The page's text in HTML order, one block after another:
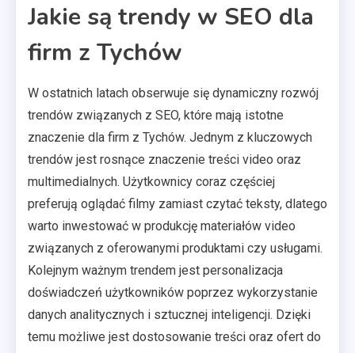
Jakie są trendy w SEO dla
firm z Tychów
W ostatnich latach obserwuje się dynamiczny rozwój
trendów związanych z SEO, które mają istotne
znaczenie dla firm z Tychów. Jednym z kluczowych
trendów jest rosnące znaczenie treści video oraz
multimedialnych. Użytkownicy coraz częściej
preferują oglądać filmy zamiast czytać teksty, dlatego
warto inwestować w produkcję materiałów video
związanych z oferowanymi produktami czy usługami.
Kolejnym ważnym trendem jest personalizacja
doświadczeń użytkowników poprzez wykorzystanie
danych analitycznych i sztucznej inteligencji. Dzięki
temu możliwe jest dostosowanie treści oraz ofert do